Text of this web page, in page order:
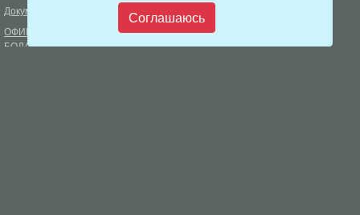
Документы
ОФИЦИАЛЬНЫЙ ВЕСТНИК
БОДАЙБО
Формирование комфортной
городской среды
Фонд капитального ремонта
Соглашаюсь